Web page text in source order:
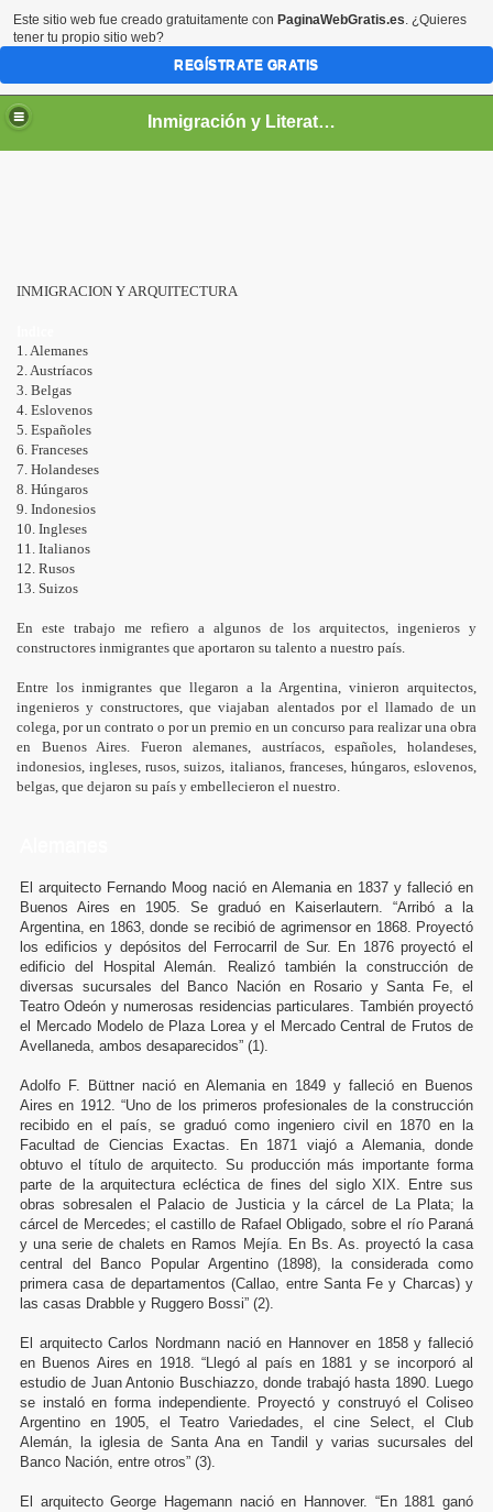
Inmigración y Literatura
INMIGRACION Y ARQUITECTURA
1. Alemanes
2. Austríacos
3. Belgas
4. Eslovenos
5. Españoles
6. Franceses
7. Holandeses
8. Húngaros
9. Indonesios
10. Ingleses
11. Italianos
12. Rusos
13. Suizos
En este trabajo me refiero a algunos de los arquitectos, ingenieros y
constructores inmigrantes que aportaron su talento a nuestro país.
Entre los inmigrantes que llegaron a la Argentina, vinieron arquitectos,
ingenieros y constructores, que viajaban alentados por el llamado de un
colega, por un contrato o por un premio en un concurso para realizar una obra
en Buenos Aires. Fueron alemanes, austríacos, españoles, holandeses,
indonesios, ingleses, rusos, suizos, italianos, franceses, húngaros, eslovenos,
belgas, que dejaron su país y embellecieron el nuestro.
El arquitecto Fernando Moog nació en Alemania en 1837 y falleció en
Buenos Aires en 1905. Se graduó en Kaiserlautern. “Arribó a la
Argentina, en 1863, donde se recibió de agrimensor en 1868. Proyectó
los edificios y depósitos del Ferrocarril de Sur. En 1876 proyectó el
edificio del Hospital Alemán. Realizó también la construcción de
diversas sucursales del Banco Nación en Rosario y Santa Fe, el
Teatro Odeón y numerosas residencias particulares. También proyectó
el Mercado Modelo de Plaza Lorea y el Mercado Central de Frutos de
Avellaneda, ambos desaparecidos” (1).
Adolfo F. Büttner nació en Alemania en 1849 y falleció en Buenos
Aires en 1912. “Uno de los primeros profesionales de la construcción
recibido en el país, se graduó como ingeniero civil en 1870 en la
Facultad de Ciencias Exactas. En 1871 viajó a Alemania, donde
obtuvo el título de arquitecto. Su producción más importante forma
parte de la arquitectura ecléctica de fines del siglo XIX. Entre sus
obras sobresalen el Palacio de Justicia y la cárcel de La Plata; la
cárcel de Mercedes; el castillo de Rafael Obligado, sobre el río Paraná
y una serie de chalets en Ramos Mejía. En Bs. As. proyectó la casa
central del Banco Popular Argentino (1898), la considerada como
primera casa de departamentos (Callao, entre Santa Fe y Charcas) y
las casas Drabble y Ruggero Bossi” (2).
El arquitecto Carlos Nordmann nació en Hannover en 1858 y falleció
en Buenos Aires en 1918. “Llegó al país en 1881 y se incorporó al
estudio de Juan Antonio Buschiazzo, donde trabajó hasta 1890. Luego
se instaló en forma independiente. Proyectó y construyó el Coliseo
Argentino en 1905, el Teatro Variedades, el cine Select, el Club
Alemán, la iglesia de Santa Ana en Tandil y varias sucursales del
Banco Nación, entre otros” (3).
El arquitecto George Hagemann nació en Hannover. “En 1881 ganó
Este sitio web fue creado gratuitamente con PaginaWebGratis.es. ¿Quieres
tener tu propio sitio web?
REGÍSTRATE GRATIS